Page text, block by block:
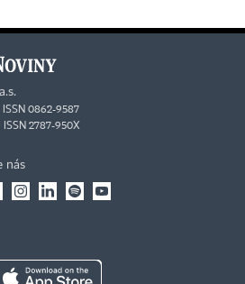
0862-9587
2787-950X
nás